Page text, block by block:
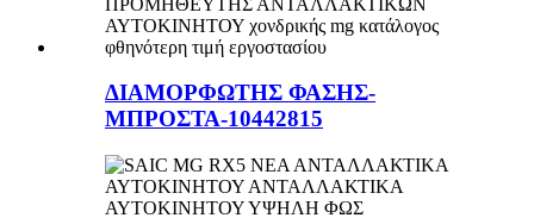
ΔΙΑΜΟΡΦΩΤΗΣ ΦΑΣΗΣ-
ΜΠΡΟΣΤΑ-10442815